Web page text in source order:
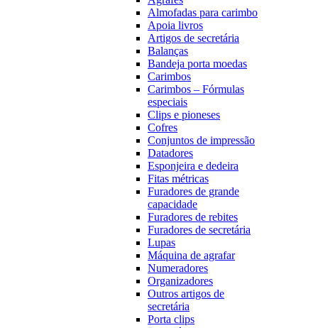
Almofadas para carimbo
Apoia livros
Artigos de secretária
Balanças
Bandeja porta moedas
Carimbos
Carimbos – Fórmulas
especiais
Clips e pioneses
Cofres
Conjuntos de impressão
Datadores
Esponjeira e dedeira
Fitas métricas
Furadores de grande
capacidade
Furadores de rebites
Furadores de secretária
Lupas
Máquina de agrafar
Numeradores
Organizadores
Outros artigos de
secretária
Porta clips